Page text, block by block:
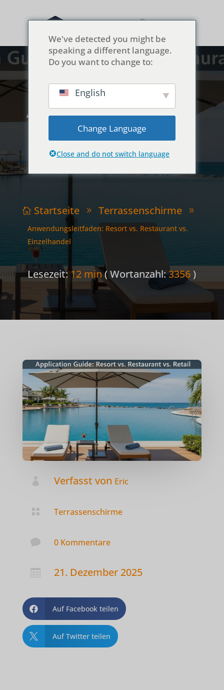
Anwendungsleitfaden:
Resort vs. Restaurant
vs. Einzelhandel
 Startseite 9 Terrassenschirme 9
Anwendungsleitfaden: Resort vs. Restaurant vs.
Einzelhandel
Lesezeit: 12 min( Wortanzahl:3356 )
Verfasst von Eric
 Terrassenschirme
 0 Kommentare
 21. Dezember 2025
 Auf Facebook teilen
 Auf Twitter teilen
We've detected you might be
speaking a different language.
Do you want to change to:
English
Change Language
Close and do not switch language